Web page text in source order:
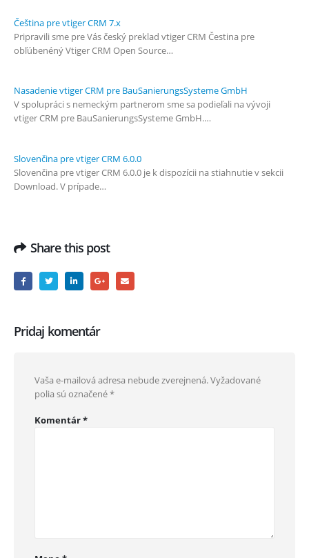
Čeština pre vtiger CRM 7.x
Pripravili sme pre Vás český preklad vtiger CRM Čestina pre
obľúbenéný Vtiger CRM Open Source…
Nasadenie vtiger CRM pre BauSanierungsSysteme GmbH
V spolupráci s nemeckým partnerom sme sa podieľali na vývoji
vtiger CRM pre BauSanierungsSysteme GmbH.…
Slovenčina pre vtiger CRM 6.0.0
Slovenčina pre vtiger CRM 6.0.0 je k dispozícii na stiahnutie v sekcii
Download. V prípade…
Share this post
Pridaj komentár
Vaša e-mailová adresa nebude zverejnená.Vyžadované
polia sú označené*
Komentár*